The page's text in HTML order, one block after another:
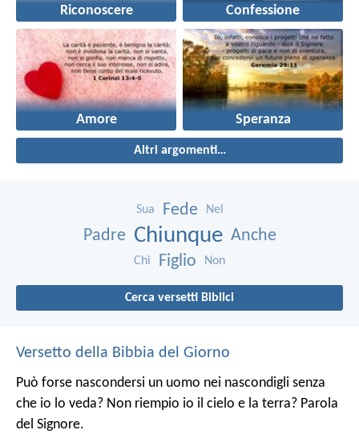
Riconoscere Confessione
Amore Speranza
Altri argomenti…
Sua Fede Nel
Padre Chiunque Anche
Chi Figlio Non
Cerca versetti Biblici
Versetto della Bibbia del Giorno
Può forse nascondersi un uomo nei nascondigli senza
che io lo veda? Non riempio io il cielo e la terra? Parola
del Signore.